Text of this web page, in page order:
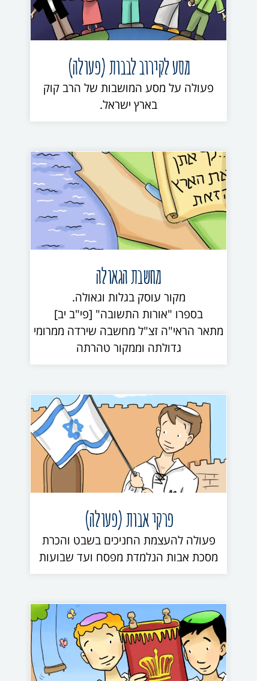
מסע לקירוב לבבות (פעולה)
פעולה על מסע המושבות של הרב קוק
בארץ ישראל.
מחשבת הגאולה
מקור עוסק בגלות וגאולה.
בספרו "אורות התשובה" [פי"ב יב]
מתאר הראי"ה זצ"ל מחשבה שירדה ממרומי
גדולתה וממקור טהרתה
פרקי אבות (פעולה)
פעולה להעצמת החניכים בשבט והכרת
מסכת אבות הנלמדת מפסח ועד שבועות